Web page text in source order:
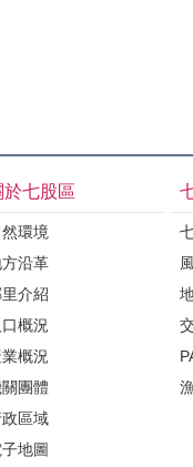
於七股區
然環境
沿革
介紹
口概況
概況
團體
區域
地圖